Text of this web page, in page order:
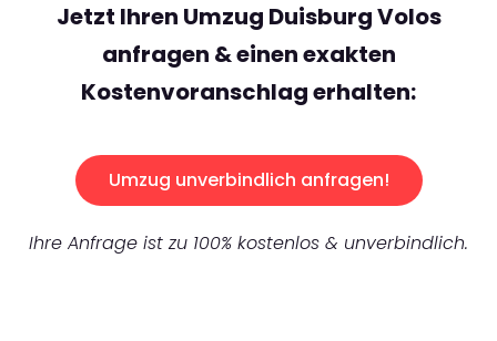
Jetzt Ihren Umzug Duisburg Volos
anfragen & einen exakten
Kostenvoranschlag erhalten:
Umzug unverbindlich anfragen!
Ihre Anfrage ist zu 100% kostenlos & unverbindlich.